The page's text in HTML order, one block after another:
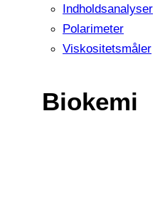
Indholdsanalyser
Polarimeter
Viskositetsmåler
Biokemi